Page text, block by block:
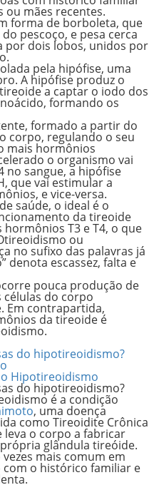
ou mães recentes.
forma de borboleta, que
pescoço, e pesa cerca
por dois lobos, unidos por
pela hipófise, uma
A hipófise produz o
a captar o iodo dos
formando os
formado a partir do
corpo, regulando o seu
mais hormônios
o organismo vai
no sangue, a hipófise
que vai estimular a
e vice-versa.
saúde, o ideal é o
da tireoide
T3 e T4, o que
tireoidismo ou
no sufixo das palavras já
” denota escassez, falta e
pouca produção de
células do corpo
Em contrapartida,
da tireoide é
do hipotireoidismo?
Hipotireoidismo
do hipotireoidismo?
é a condição
, uma doença
como Tireoidite Crônica
leva o corpo a fabricar
glândula tireóide.
mais comum em
o histórico familiar e